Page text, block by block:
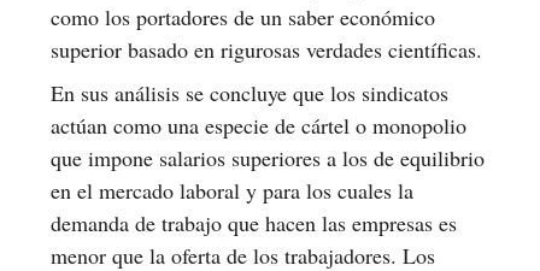
como los portadores de un saber económico
superior basado en rigurosas verdades científicas.
En sus análisis se concluye que los sindicatos
actúan como una especie de cártel o monopolio
que impone salarios superiores a los de equilibrio
en el mercado laboral y para los cuales la
demanda de trabajo que hacen las empresas es
menor que la oferta de los trabajadores. Los